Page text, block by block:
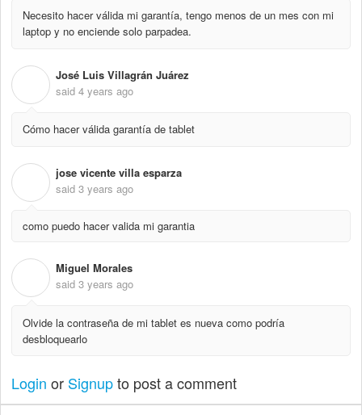
Necesito hacer válida mi garantía, tengo menos de un mes con mi
laptop y no enciende solo parpadea.
José Luis Villagrán Juárez
said 4 years ago
Cómo hacer válida garantía de tablet
jose vicente villa esparza
said 3 years ago
como puedo hacer valida mi garantia
Miguel Morales
said 3 years ago
Olvide la contraseña de mi tablet es nueva como podría
desbloquearlo
Login or Signupto post a comment